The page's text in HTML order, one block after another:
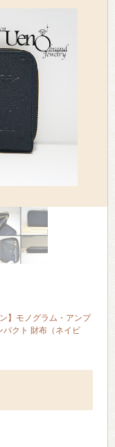
】モノグラム・アンプ
パクト 財布（ネイビ
情報
基づく表示